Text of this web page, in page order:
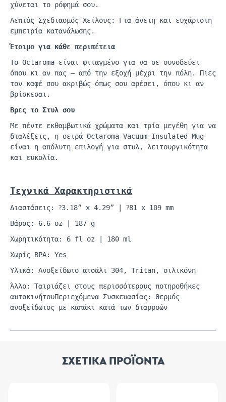
χύνεται το ρόφημά σου.
Λεπτός Σχεδιασμός Χείλους: Για άνετη και ευχάριστη
εμπειρία κατανάλωσης.
Έτοιμο για κάθε περιπέτεια
Το Octaroma είναι φτιαγμένο για να σε συνοδεύει
όπου κι αν πας — από την εξοχή μέχρι την πόλη. Πιες
τον καφέ σου ακριβώς όπως σου αρέσει, όπου κι αν
βρίσκεσαι.
Βρες το Στυλ σου
Με πέντε εκθαμβωτικά χρώματα και τρία μεγέθη για να
διαλέξεις, η σειρά Octaroma Vacuum-Insulated
Mug
είναι η απόλυτη επιλογή για στυλ, λειτουργικότητα
και ευκολία.
Τεχνικά Χαρακτηριστικά
Διαστάσεις: ?3.18” x 4.29” | ?81 x 109 mm
Βάρος: 6.6 oz | 187 g
Χωρητικότητα: 6 fl oz | 180 ml
Χωρίς BPA: Yes
Υλικά: Ανοξείδωτο ατσάλι 304, Tritan, σιλικόνη
Άλλο: Ταιριάζει στους περισσότερους ποτηροθήκες
αυτοκινήτουΠεριεχόμενα Συσκευασίας: Θερμός
ανοξείδωτος με καπάκι κατά των διαρροών
ΣΧΕΤΙΚΑ ΠΡΟΪΟΝΤΑ